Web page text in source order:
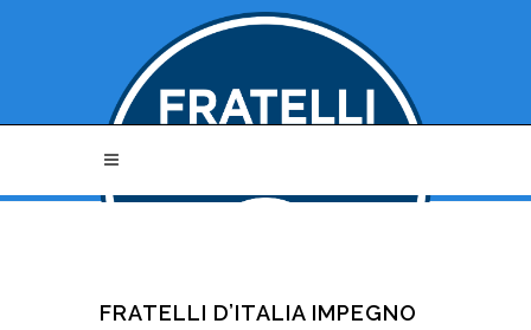
FRATELLI D’ITALIA IMPEGNO